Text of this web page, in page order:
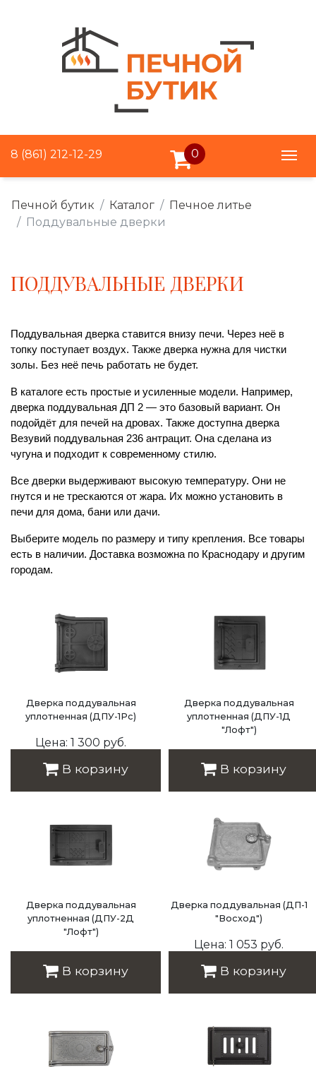
8 (861) 212-12-29 0
Печной бутик Каталог
Печное литье
Поддувальные дверки
ПОДДУВАЛЬНЫЕ ДВЕРКИ
Поддувальная дверка ставится внизу печи. Через неё в
топку поступает воздух. Также дверка нужна для чистки
золы. Без неё печь работать не будет.
В каталоге есть простые и усиленные модели. Например,
дверка поддувальная ДП 2 — это базовый вариант. Он
подойдёт для печей на дровах. Также доступна дверка
Везувий поддувальная 236 антрацит. Она сделана из
чугуна и подходит к современному стилю.
Все дверки выдерживают высокую температуру. Они не
гнутся и не трескаются от жара. Их можно установить в
печи для дома, бани или дачи.
Выберите модель по размеру и типу крепления. Все товары
есть в наличии. Доставка возможна по Краснодару и другим
городам.
Дверка поддувальная
уплотненная (ДПУ-1Рс)
Цена: 1 300 руб.
В корзину
Дверка поддувальная
уплотненная (ДПУ-1Д
"Лофт")
В корзину
Дверка поддувальная
уплотненная (ДПУ-2Д
"Лофт")
В корзину
Дверка поддувальная (ДП-1
"Восход")
Цена: 1 053 руб.
В корзину